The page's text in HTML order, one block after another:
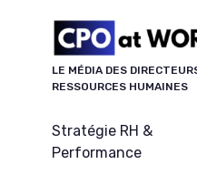
LE MÉDIA DES
RESSOURCES HUMAINES
Stratégie RH &
Performance